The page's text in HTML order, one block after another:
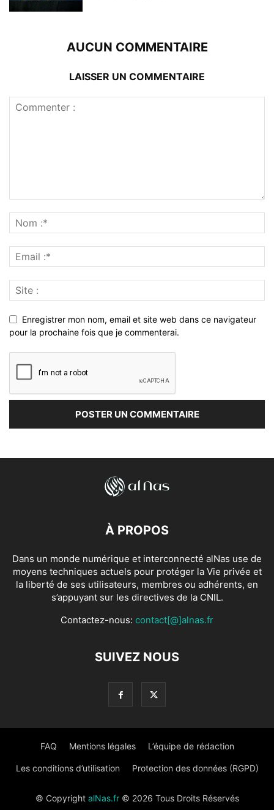
AUCUN COMMENTAIRE
LAISSER UN COMMENTAIRE
Enregistrer mon nom, email et site web dans ce navigateur
pour la prochaine fois que je commenterai.
À PROPOS
Dans un monde numérique et interconnecté alNas use de
moyens techniques actuels pour protéger la Vie privée et
la liberté de ses utilisateurs, membres ou adhérents, en
s’appuyant sur les directives de la CNIL.
Contactez-nous: contact[@]alnas.fr
SUIVEZ NOUS
FAQ Mentions légales L’équipe de rédaction
Les conditions d’utilisation Protection des données (RGPD)
© Copyright alNas.fr© 2026 Tous Droits Réservés